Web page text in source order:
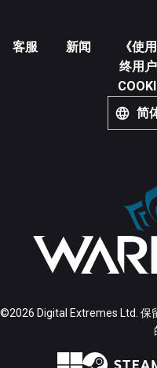
客服 新闻 《使
终用
简
©2026 Digital Extremes Ltd. 保